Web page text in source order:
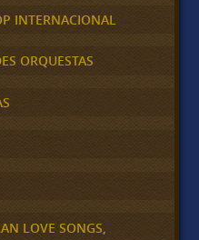
INTERNACIONAL
ORQUESTAS
LOVE SONGS,